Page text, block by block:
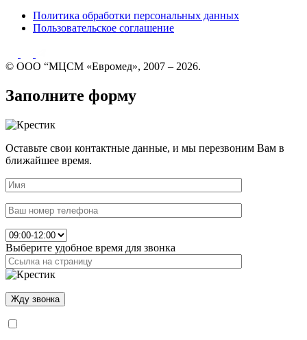
Политика обработки персональных данных
Пользовательское соглашение
© ООО “МЦСМ «Евромед», 2007 – 2026.
Заполните форму
Оставьте свои контактные данные, и мы перезвоним Вам в
ближайшее время.
Выберите удобное время для звонка